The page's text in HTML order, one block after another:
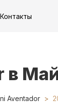
Контакты
в
Aventador